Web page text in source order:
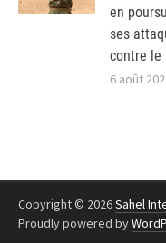
en
ses
contre le
6 août
Copyright © 2026Sahel
Proudly powered by